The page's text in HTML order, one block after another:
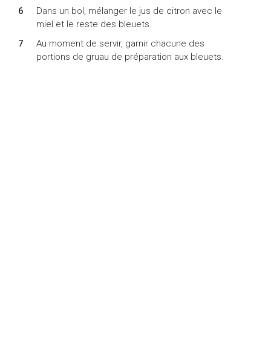
Dans un bol, mélanger le jus de citron avec le
miel et le reste des bleuets.
Au moment de servir, garnir chacune des
portions de gruau de préparation aux bleuets.